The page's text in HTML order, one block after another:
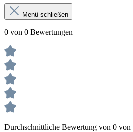
Menü schließen
0 von 0 Bewertungen
Durchschnittliche Bewertung von 0 von